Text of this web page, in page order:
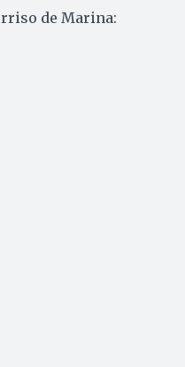
de Marina: